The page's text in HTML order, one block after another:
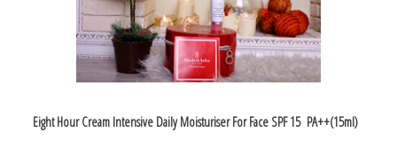
Eight Hour Cream Intensive Daily Moisturiser For Face SPF 15 PA++(15ml)